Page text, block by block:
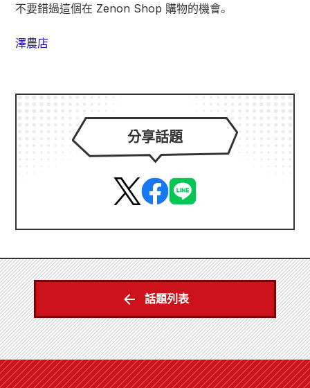
不要錯過這個在 Zenon Shop 購物的機會。
澤農店
分享話題
話題列表